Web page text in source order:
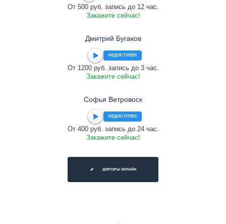
От 500 руб. запись до 12 час.
Закажите сейчас!
Дмитрий Бугаков
НЕДОСТУПЕН
От 1200 руб. запись до 3 час.
Закажите сейчас!
Софья Ветровоск
НЕДОСТУПЕН
От 400 руб. запись до 24 час.
Закажите сейчас!
ДИКТОРЫ ОНЛАЙН